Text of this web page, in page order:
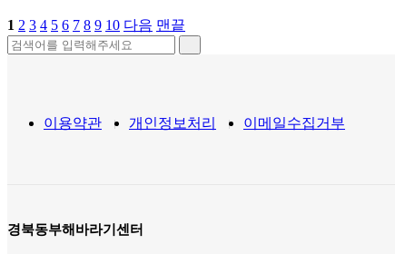
1 2 3 4 5 6 7 8 9 10 다음 맨끝
이용약관 개인정보처리 이메일수집거부
경북동부해바라기센터